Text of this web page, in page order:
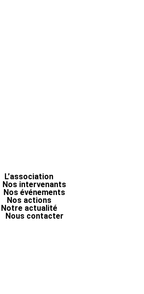
L’association
Nos intervenants
Nos événements
Nos actions
Notre actualité
Nous contacter